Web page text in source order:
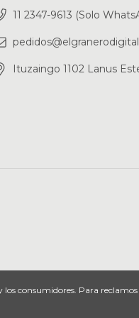
11 2347-9613 (Solo
Ituzaingo 1102 Lanus
los consumidores. Para reclamos